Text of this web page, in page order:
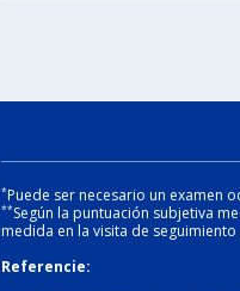
*Puede ser necesario un examen
**Según la puntuación subjetiva
medida en la visita de seguimiento
Referencie: